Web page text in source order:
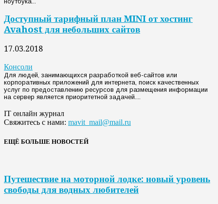
Доступный тарифный план MINI от хостинг
Avahost для небольших сайтов
17.03.2018
Консоли
Для людей, занимающихся разработкой веб-сайтов или
корпоративных приложений для интернета, поиск качественных
услуг по предоставлению ресурсов для размещения информации
на сервер является приоритетной задачей....
IT онлайн журнал
Свяжитесь с нами: mavit_mail@mail.ru
ЕЩЁ БОЛЬШЕ НОВОСТЕЙ
Путешествие на моторной лодке: новый уровень
свободы для водных любителей